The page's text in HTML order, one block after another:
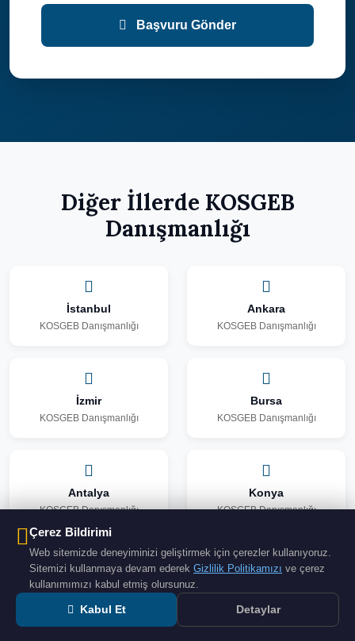
Başvuru Gönder
Diğer İllerde KOSGEB
Danışmanlığı
İstanbul
KOSGEB Danışmanlığı
Ankara
KOSGEB Danışmanlığı
İzmir
KOSGEB Danışmanlığı
Bursa
KOSGEB Danışmanlığı
Antalya
KOSGEB Danışmanlığı
Konya
KOSGEB Danışmanlığı
Adana
Çerez Bildirimi
Web sitemizde deneyiminizi geliştirmek için çerezler kullanıyoruz.
Sitemizi kullanmaya devam ederek Gizlilik Politikamızı ve çerez
kullanımımızı kabul etmiş olursunuz.
Kabul Et Detaylar